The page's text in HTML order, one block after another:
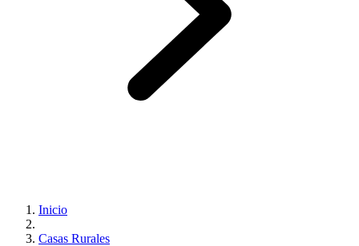
Inicio
Casas Rurales